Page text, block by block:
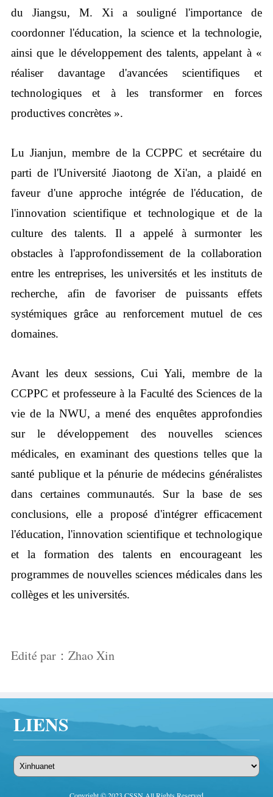
du Jiangsu, M. Xi a souligné l'importance de
coordonner l'éducation, la science et la technologie,
ainsi que le développement des talents, appelant à «
réaliser davantage d'avancées scientifiques et
technologiques et à les transformer en forces
productives concrètes ».
Lu Jianjun, membre de la CCPPC et secrétaire du
parti de l'Université Jiaotong de Xi'an, a plaidé en
faveur d'une approche intégrée de l'éducation, de
l'innovation scientifique et technologique et de la
culture des talents. Il a appelé à surmonter les
obstacles à l'approfondissement de la collaboration
entre les entreprises, les universités et les instituts de
recherche, afin de favoriser de puissants effets
systémiques grâce au renforcement mutuel de ces
domaines.
Avant les deux sessions, Cui Yali, membre de la
CCPPC et professeure à la Faculté des Sciences de la
vie de la NWU, a mené des enquêtes approfondies
sur le développement des nouvelles sciences
médicales, en examinant des questions telles que la
santé publique et la pénurie de médecins généralistes
dans certaines communautés. Sur la base de ses
conclusions, elle a proposé d'intégrer efficacement
l'éducation, l'innovation scientifique et technologique
et la formation des talents en encourageant les
programmes de nouvelles sciences médicales dans les
collèges et les universités.
Edité par：Zhao Xin
LIENS